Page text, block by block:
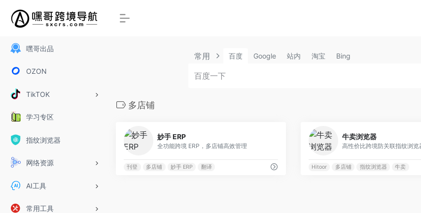
嘿哥出品
OZON
TikTOK
学习专区
指纹浏览器
网络资源
AI工具
常用工具
常用 百度 Google 站内 淘宝 Bing
多店铺
妙手 ERP
全功能跨境 ERP，多店铺高效管理
刊登 多店铺 妙手 ERP 翻译
牛卖浏览器
Hitoor 多店铺 指纹浏览器 牛卖